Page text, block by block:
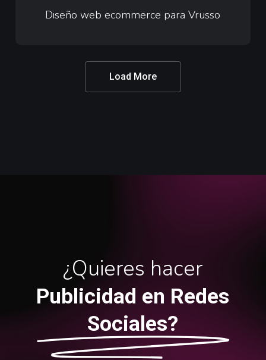
web
Vrusso
Diseño web ecommerce para Vrusso
Load More
¿Quieres hacer
Publicidad en Redes
Sociales?